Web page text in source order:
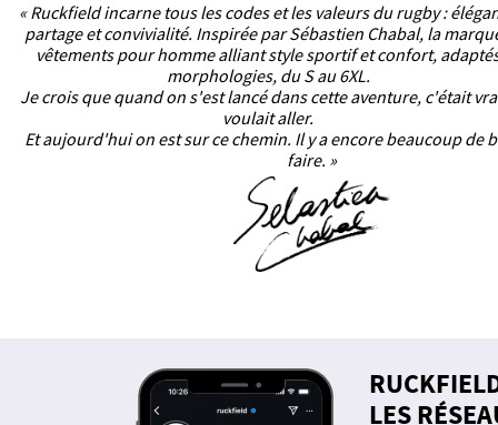
« Ruckfield incarne tous les codes et les valeurs du rugby :
partage et convivialité. Inspirée par Sébastien Chabal, la
vêtements pour homme alliant style sportif et confort,
morphologies, du S au 6XL.
Je crois que quand on s'est lancé dans cette aventure, c'était
voulait aller.
Et aujourd'hui on est sur ce chemin. Il y a encore beaucoup de
faire. »
LES